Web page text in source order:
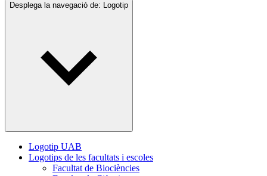
Desplega la navegació de: Logotip
Logotip UAB
Logotips de les facultats i escoles
Facultat de Biociències